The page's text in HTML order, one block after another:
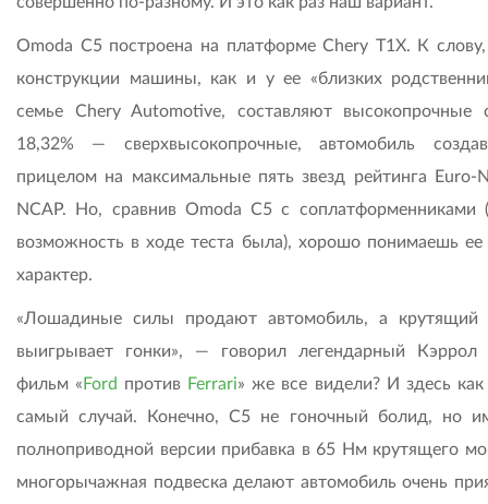
Omoda C5 построена на платформе Chery T1X. К
конструкции машины, как и у ее «близких
семье Chery Automotive, составляют высокопрочные
18,32% — сверхвысокопрочные, автомобиль
прицелом на максимальные пять звезд рейтинга Euro-
NCAP. Но, сравнив Omoda C5 с соплатформенниками
возможность в ходе теста была), хорошо понимаешь
характер.
«Лошадиные силы продают автомобиль, а крутящий
выигрывает гонки», — говорил легендарный
фильм «Ford против Ferrari» же все видели? И здесь как
самый случай. Конечно, C5 не гоночный болид, но
полноприводной версии прибавка в 65 Нм крутящего
многорычажная подвеска делают автомобиль очень